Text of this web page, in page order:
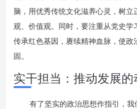
脑，用优秀传统文化滋养心灵，树立
观、价值观。同时，要注重从党史学
传承红色基因，赓续精神血脉，使政
固。
实干担当：推动发展
有了坚实的政治思想作指引，